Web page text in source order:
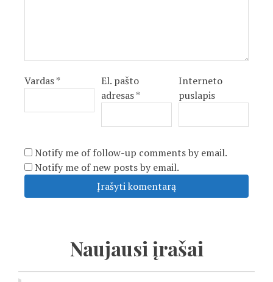
Vardas*
El. pašto
adresas*
Interneto
puslapis
Notify me of follow-up comments by email.
Notify me of new posts by email.
Naujausi įrašai